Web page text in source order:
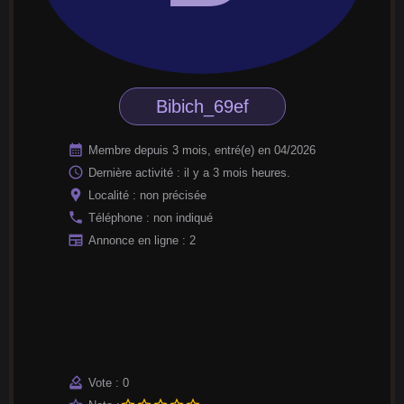
Bibich_69ef
calendar_month Membre depuis 3 mois, entré(e) en 04/2026
access_time Dernière activité : il y a 3 mois heures.
location_pin Localité : non précisée
phone Téléphone : non indiqué
newspaper Annonce en ligne : 2
how_to_vote Vote : 0